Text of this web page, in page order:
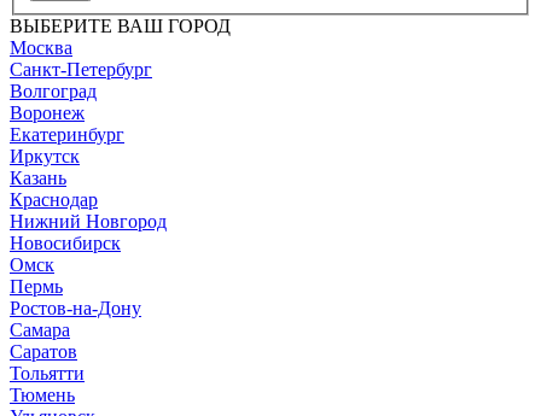
ВЫБЕРИТЕ ВАШ ГОРОД
Москва
Санкт-Петербург
Волгоград
Воронеж
Екатеринбург
Иркутск
Казань
Краснодар
Нижний Новгород
Новосибирск
Омск
Пермь
Ростов-на-Дону
Самара
Саратов
Тольятти
Тюмень